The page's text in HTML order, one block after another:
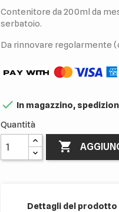
Contenitore da 200ml da
serbatoio.
Da rinnovare regolarmente
 In magazzino,
Quantità

Dettagli del prodotto